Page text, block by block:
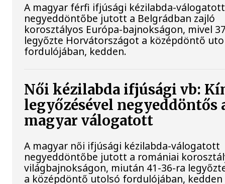
A magyar férfi ifjúsági kézilabda-válogatott
negyeddöntőbe jutott a Belgrádban zajló
korosztályos Európa-bajnokságon, mivel
legyőzte Horvátországot a középdöntő
fordulójában, kedden.
Női kézilabda ifjúsági vb:
legyőzésével negyeddöntős
magyar válogatott
A magyar női ifjúsági kézilabda-válogatott
negyeddöntőbe jutott a romániai
világbajnokságon, miután 41-36-ra
a középdöntő utolsó fordulójában, kedden